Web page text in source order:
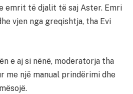
emrit të djalit të saj Aster. Emri
vjen nga greqishtja, tha Evi
e aj si nënë, moderatorja tha
me një manual prindërimi dhe